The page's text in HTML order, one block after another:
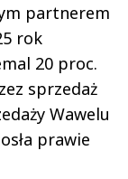
partnerem
rok
20 proc.
sprzedaż
Wawelu
prawie